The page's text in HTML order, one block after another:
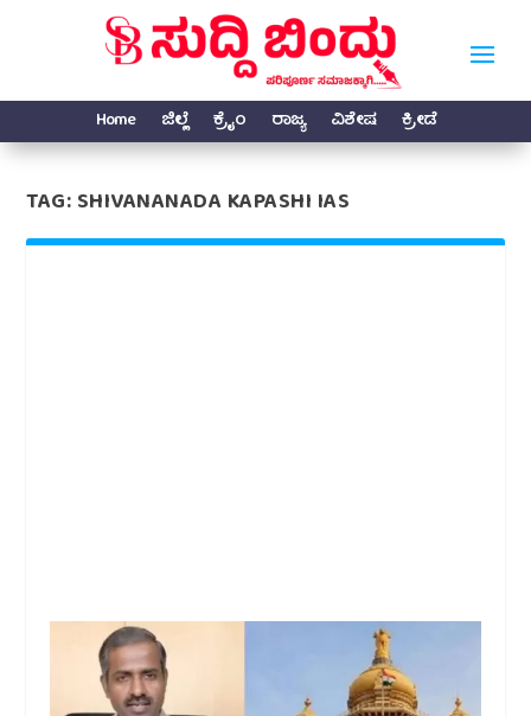
Home ಜಿಲ್ಲೆ ಕ್ರೈಂ ರಾಜ್ಯ ವಿಶೇಷ ಕ್ರೀಡೆ
TAG:SHIVANANADA KAPASHI IAS